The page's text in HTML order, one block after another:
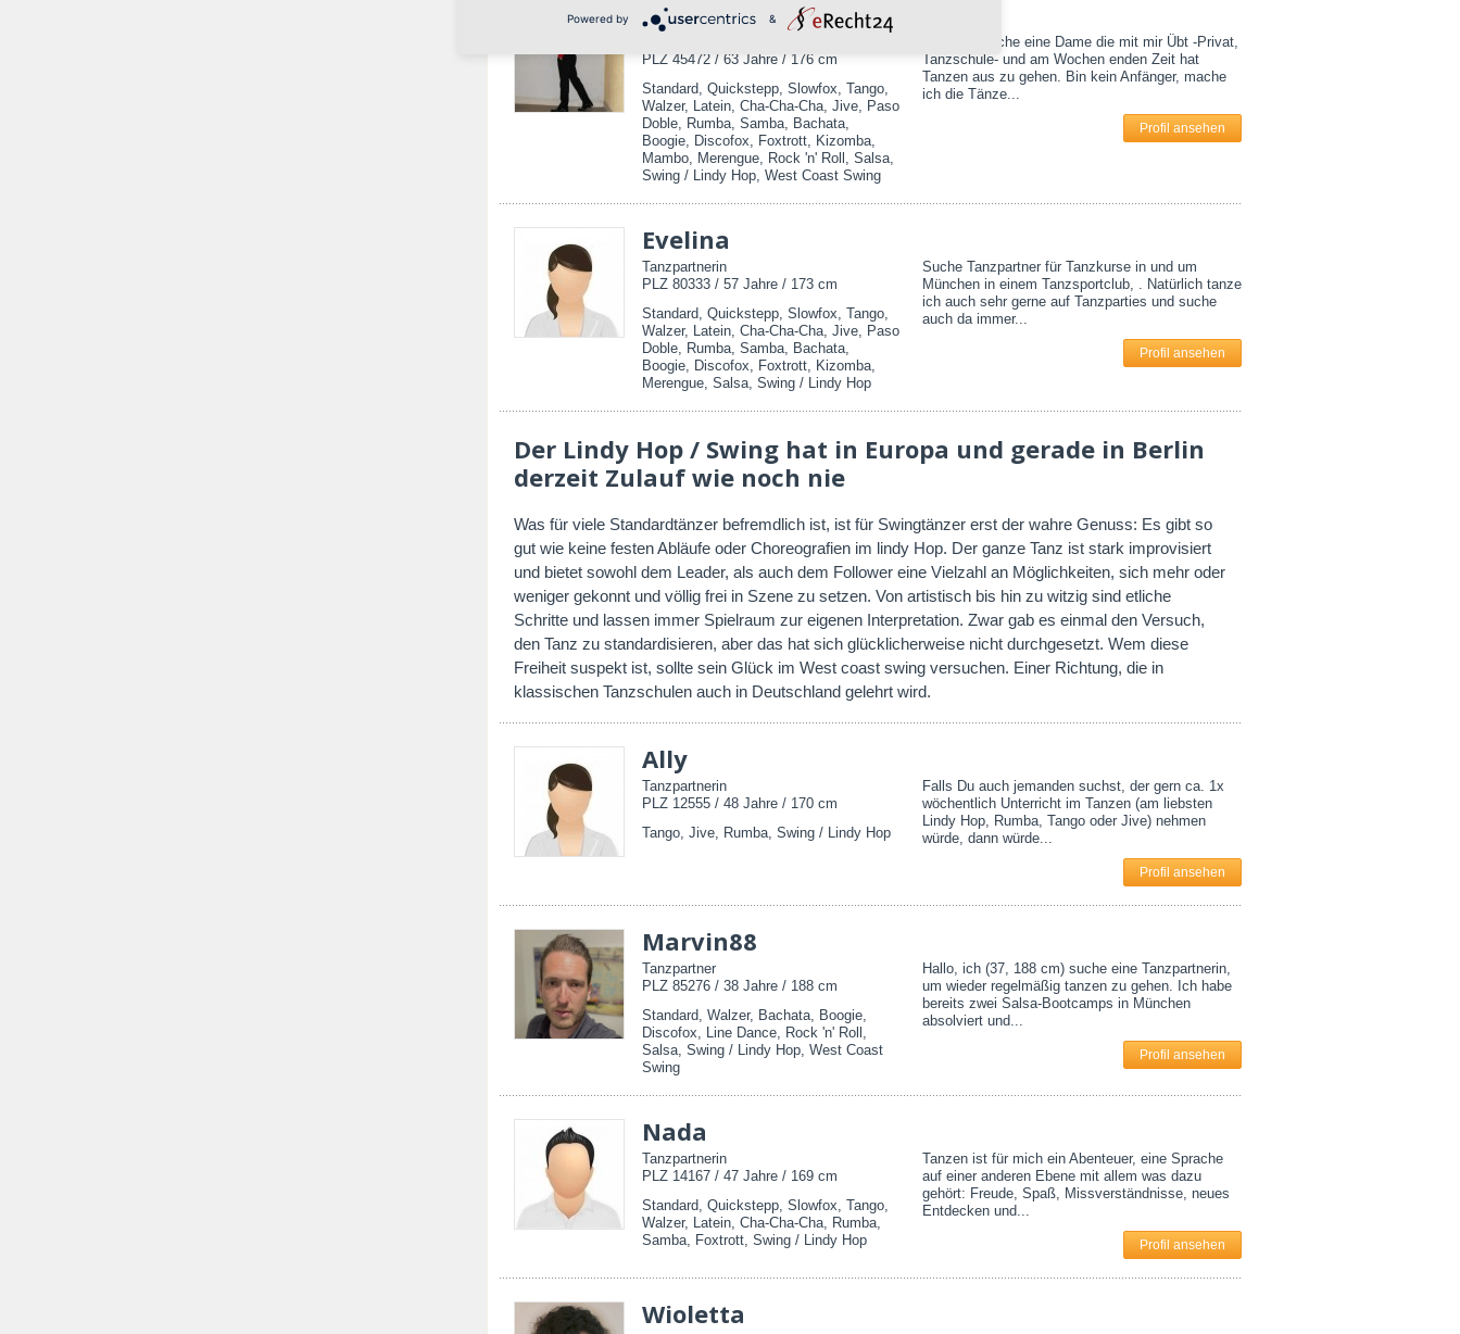
Franko
PLZ 45472 / 63 Jahre / 176 cm
Standard, Quickstepp, Slowfox, Tango,
Walzer, Latein, Cha-Cha-Cha, Jive, Paso
Doble, Rumba, Samba, Bachata,
Boogie, Discofox, Foxtrott, Kizomba,
Mambo, Merengue, Rock 'n' Roll, Salsa,
Swing / Lindy Hop, West Coast Swing
Hallo Ich suche eine Dame die mit mir Übt -Privat,
Tanzschule- und am Wochen enden Zeit hat
Tanzen aus zu gehen. Bin kein Anfänger, mache
ich die Tänze...
Profil ansehen
Evelina
Tanzpartnerin
PLZ 80333 / 57 Jahre / 173 cm
Standard, Quickstepp, Slowfox, Tango,
Walzer, Latein, Cha-Cha-Cha, Jive, Paso
Doble, Rumba, Samba, Bachata,
Boogie, Discofox, Foxtrott, Kizomba,
Merengue, Salsa, Swing / Lindy Hop
Suche Tanzpartner für Tanzkurse in und um
München in einem Tanzsportclub, . Natürlich tanze
ich auch sehr gerne auf Tanzparties und suche
auch da immer...
Profil ansehen
Der Lindy Hop / Swing hat in Europa und gerade in Berlin
derzeit Zulauf wie noch nie
Was für viele Standardtänzer befremdlich ist, ist für Swingtänzer erst der wahre Genuss: Es gibt so
gut wie keine festen Abläufe oder Choreografien im lindy Hop. Der ganze Tanz ist stark improvisiert
und bietet sowohl dem Leader, als auch dem Follower eine Vielzahl an Möglichkeiten, sich mehr oder
weniger gekonnt und völlig frei in Szene zu setzen. Von artistisch bis hin zu witzig sind etliche
Schritte und lassen immer Spielraum zur eigenen Interpretation. Zwar gab es einmal den Versuch,
den Tanz zu standardisieren, aber das hat sich glücklicherweise nicht durchgesetzt. Wem diese
Freiheit suspekt ist, sollte sein Glück im West coast swing versuchen. Einer Richtung, die in
klassischen Tanzschulen auch in Deutschland gelehrt wird.
Ally
Tanzpartnerin
PLZ 12555 / 48 Jahre / 170 cm
Tango, Jive, Rumba, Swing / Lindy Hop
Falls Du auch jemanden suchst, der gern ca. 1x
wöchentlich Unterricht im Tanzen (am liebsten
Lindy Hop, Rumba, Tango oder Jive) nehmen
würde, dann würde...
Profil ansehen
Marvin88
Tanzpartner
PLZ 85276 / 38 Jahre / 188 cm
Standard, Walzer, Bachata, Boogie,
Discofox, Line Dance, Rock 'n' Roll,
Salsa, Swing / Lindy Hop, West Coast
Swing
Hallo, ich (37, 188 cm) suche eine Tanzpartnerin,
um wieder regelmäßig tanzen zu gehen. Ich habe
bereits zwei Salsa-Bootcamps in München
absolviert und...
Profil ansehen
Nada
Tanzpartnerin
PLZ 14167 / 47 Jahre / 169 cm
Standard, Quickstepp, Slowfox, Tango,
Walzer, Latein, Cha-Cha-Cha, Rumba,
Samba, Foxtrott, Swing / Lindy Hop
Tanzen ist für mich ein Abenteuer, eine Sprache
auf einer anderen Ebene mit allem was dazu
gehört: Freude, Spaß, Missverständnisse, neues
Entdecken und...
Profil ansehen
Wioletta
Powered by &